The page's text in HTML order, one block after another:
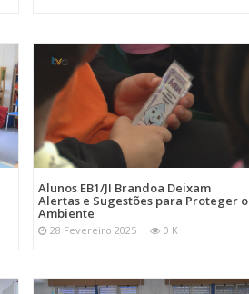
Alunos EB1/JI Brandoa Deixam
Alertas e Sugestões para Proteger o
Ambiente
28 Fevereiro 2025 0 K